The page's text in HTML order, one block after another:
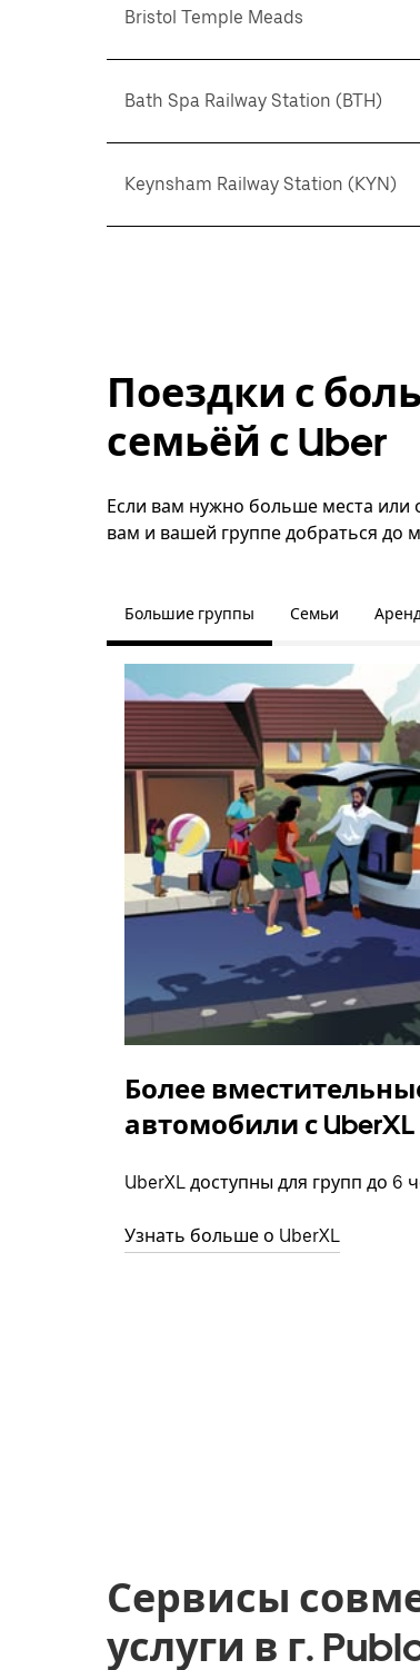
Bristol Temple Meads
Bath Spa Railway Station (BTH)
Keynsham Railway Station (KYN)
Поездки с
семьёй с Uber
Если вам нужно больше места или
вам и вашей группе добраться до
Большие группы Семьи
Более
автомобили с UberXL
UberXL доступны для групп до 6
Узнать больше о UberXL
Сервисы
услуги в г.